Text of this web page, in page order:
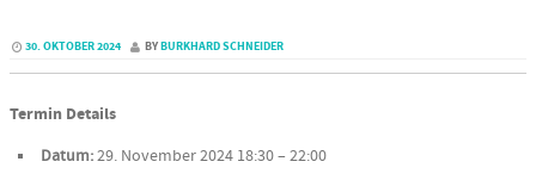
30. OKTOBER 2024 BYBURKHARD SCHNEIDER
Termin Details
Datum:29. November 2024 18:30– 22:00